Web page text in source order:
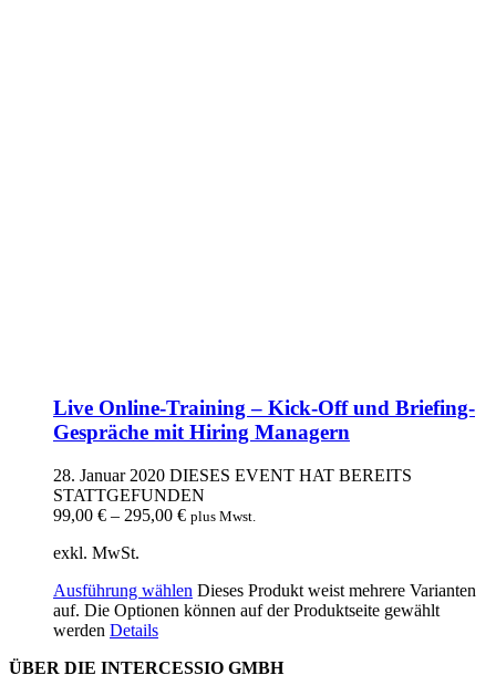
Live Online-Training – Kick-Off und Briefing-
Gespräche mit Hiring Managern
28. Januar 2020 DIESES EVENT HAT BEREITS
STATTGEFUNDEN
99,00 € – 295,00 € plus Mwst.
exkl. MwSt.
Ausführung wählen Dieses Produkt weist mehrere Varianten
auf. Die Optionen können auf der Produktseite gewählt
werden Details
ÜBER DIE INTERCESSIO GMBH